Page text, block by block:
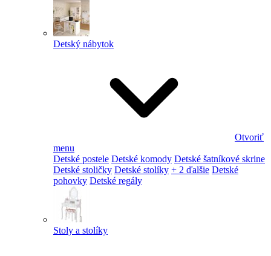
Detský nábytok
Otvoriť
menu
Detské postele Detské komody Detské šatníkové skrine
Detské stoličky Detské stolíky + 2 ďalšie Detské
pohovky Detské regály
Stoly a stolíky